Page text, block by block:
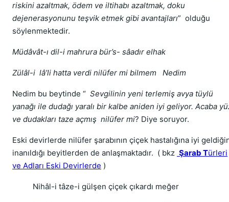
riskini azaltmak, ödem ve iltihabı azaltmak, doku
dejenerasyonunu teşvik etmek gibi avantajları” olduğu
söylenmektedir.
Müdâvât-ı dil-i mahrura bür’s- sâadır elhak
Zülâl-i lâ’li hatta verdi nilüfer mi bilmem Nedim
Nedim bu beytinde “ Sevgilinin yeni terlemiş avya tüylü
yanağı ile dudağı yaralı bir kalbe aniden iyi geliyor. Acaba
ve dudakları taze açmış nilüfer mi? Diye soruyor.
Eski devirlerde nilüfer şarabının çiçek hastalığına iyi
inanıldığı beyitlerden de anlaşmaktadır. ( bkz Şarab Türleri
ve Adları Eski Devirlerde )
Nihâl-i tâze-i gülşen çiçek çıkardı meğer